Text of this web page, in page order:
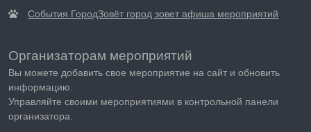
События ГородЗовёт город зовет афиша мероприятий
Организаторам мероприятий
Вы можете добавить свое мероприятие на сайт и обновить
информацию.
Управляйте своими мероприятиями в контрольной панели
организатора.